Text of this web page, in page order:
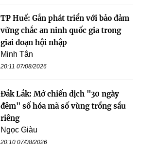
TP Huế: Gắn phát triển với bảo đảm
vững chắc an ninh quốc gia trong
giai đoạn hội nhập
Minh Tân
20:11 07/08/2026
Đắk Lắk: Mở chiến dịch "30 ngày
đêm" số hóa mã số vùng trồng sầu
riêng
Ngọc Giàu
20:10 07/08/2026